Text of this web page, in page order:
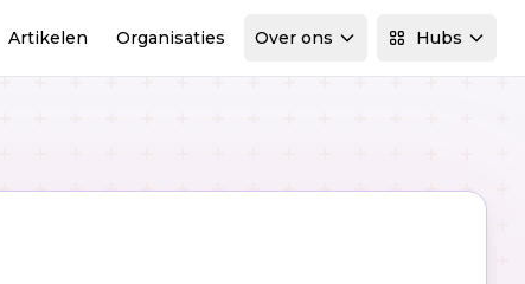
Artikelen Organisaties Over ons Hubs